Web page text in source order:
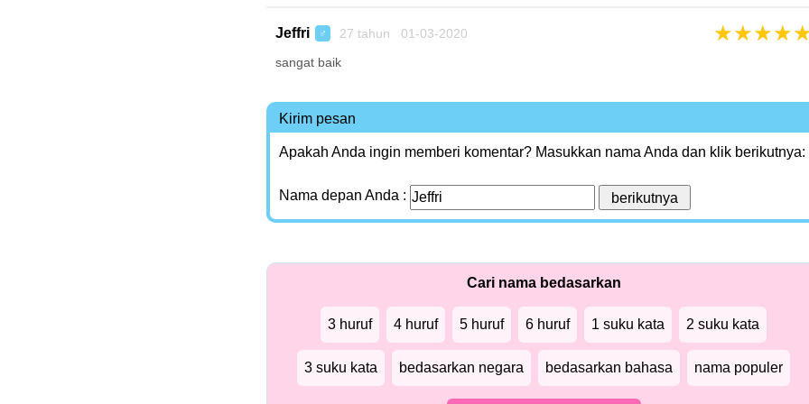
Jeffri ♂ 27 tahun 01-03-2020 ★★★★
sangat baik
Kirim pesan
Apakah Anda ingin memberi komentar? Masukkan nama Anda dan klik berikutnya:
Nama depan Anda :
Cari nama bedasarkan
3 huruf 4 huruf 5 huruf 6 huruf 1 suku kata 2 suku kata
3 suku kata bedasarkan negara bedasarkan bahasa nama populer